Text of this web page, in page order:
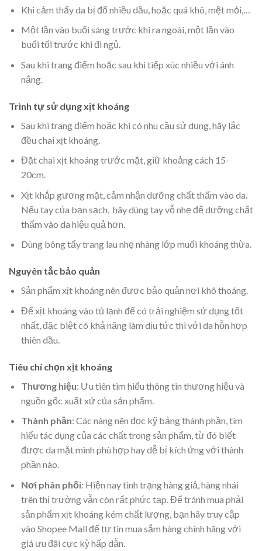
Khi cảm thấy da bị đổ nhiều dầu, hoặc quá khô, mệt mỏi,…
Một lần vào buổi sáng trước khi ra ngoài, một lần vào
buổi tối trước khi đi ngủ.
Sau khi trang điểm hoặc sau khi tiếp xúc nhiều với ánh
nắng.
Trình tự sử dụng xịt khoáng
Sau khi trang điểm hoặc khi có nhu cầu sử dụng, hãy lắc
đều chai xịt khoáng.
Đặt chai xịt khoáng trước mặt, giữ khoảng cách 15-
20cm.
Xịt khắp gương mặt, cảm nhận dưỡng chất thấm vào da.
Nếu tay của bạn sạch, hãy dùng tay vỗ nhẹ để dưỡng chất
thấm vào da hiệu quả hơn.
Dùng bông tẩy trang lau nhẹ nhàng lớp muối khoáng thừa.
Nguyên tắc bảo quản
Sản phẩm xịt khoáng nên được bảo quản nơi khô thoáng.
Để xịt khoáng vào tủ lạnh để có trải nghiệm sử dụng tốt
nhất, đặc biệt có khả năng làm dịu tức thì với da hỗn hợp
thiên dầu.
Tiêu chí chọn xịt khoáng
Thương hiệu: Ưu tiên tìm hiểu thông tin thương hiệu và
nguồn gốc xuất xứ của sản phẩm.
Thành phần: Các nàng nên đọc kỹ bảng thành phần, tìm
hiểu tác dụng của các chất trong sản phẩm, từ đó biết
được da mặt mình phù hợp hay dễ bị kích ứng với thành
phần nào.
Nơi phân phối: Hiện nay tình trạng hàng giả, hàng nhái
trên thị trường vẫn còn rất phức tạp. Để tránh mua phải
sản phẩm xịt khoáng kém chất lượng, bạn hãy truy cập
vào Shopee Mall để tự tin mua sắm hàng chính hãng với
giá ưu đãi cực kỳ hấp dẫn.